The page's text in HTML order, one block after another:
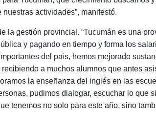
actividades”, manifestó.
la gestión provincial. “Tucumán es una
y pagando en tiempo y forma los
del país, hemos mejorado
a muchos alumnos que antes
la enseñanza del inglés en las
pudimos dialogar, escuchar lo que
tenemos no solo para este año, sino